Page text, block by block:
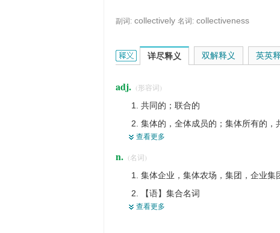
副词: collectively 名词: collectiveness
collective的英文翻译是什么意思，词典释
详尽释义
adj. (形容词)
共同的；联合的
集体的，全体成员的；集体所有的，
集团的
聚集而成的，集合的，集成的
【语】集合的
聚合性的，聚集（性）的
查看更多
n. (名词)
集体企业，集体农场，集团，企业集
【语】集合名词
【统】集体
查看更多
双解释义 英英